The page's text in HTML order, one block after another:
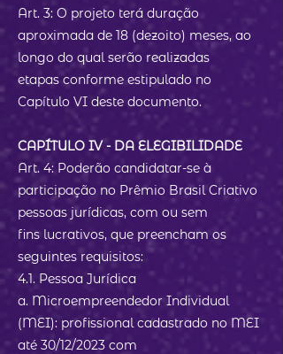
Art. 3: O projeto terá duração
aproximada de 18 (dezoito) meses, ao
longo do qual serão realizadas
etapas conforme estipulado no
Capítulo VI deste documento.
CAPÍTULO IV - DA ELEGIBILIDADE
Art. 4: Poderão candidatar-se à
participação no Prêmio Brasil Criativo
pessoas jurídicas, com ou sem
fins lucrativos, que preencham os
seguintes requisitos:
4.1. Pessoa Jurídica
a. Microempreendedor Individual
(MEI): profissional cadastrado no MEI
até 30/12/2023 com